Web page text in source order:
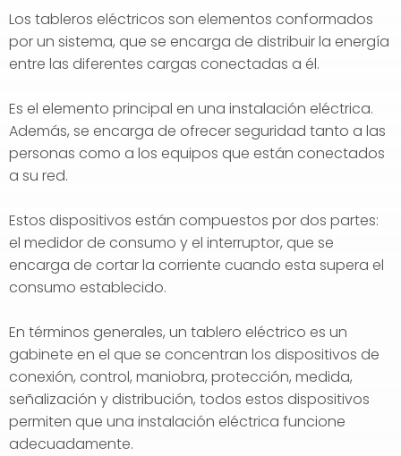
Los tableros eléctricos son elementos conformados
por un sistema, que se encarga de distribuir la energía
entre las diferentes cargas conectadas a él.
Es el elemento principal en una instalación eléctrica.
Además, se encarga de ofrecer seguridad tanto a las
personas como a los equipos que están conectados
a su red.
Estos dispositivos están compuestos por dos partes:
el medidor de consumo y el interruptor, que se
encarga de cortar la corriente cuando esta supera el
consumo establecido.
En términos generales, un tablero eléctrico es un
gabinete en el que se concentran los dispositivos de
conexión, control, maniobra, protección, medida,
señalización y distribución, todos estos dispositivos
permiten que una instalación eléctrica funcione
adecuadamente.